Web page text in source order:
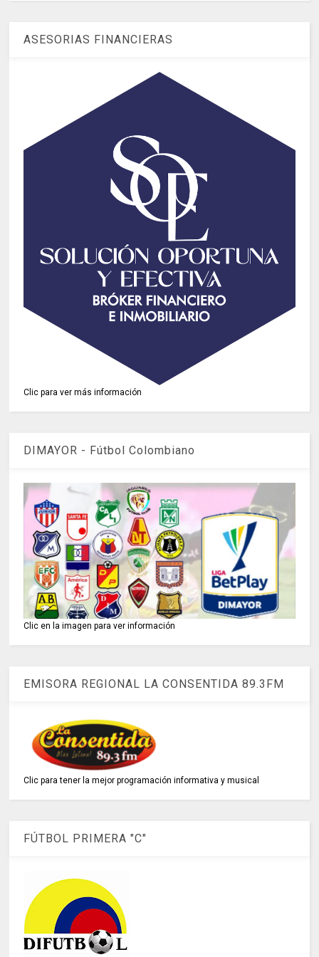
ASESORIAS FINANCIERAS
Clic para ver más información
DIMAYOR - Fútbol Colombiano
Clic en la imagen para ver información
EMISORA REGIONAL LA CONSENTIDA 89.3FM
Clic para tener la mejor programación informativa y musical
FÚTBOL PRIMERA "C"